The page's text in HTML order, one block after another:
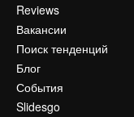
Reviews
Вакансии
Поиск тенденций
Блог
События
Slidesgo